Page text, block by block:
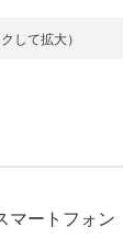
して拡大）
マートフォン